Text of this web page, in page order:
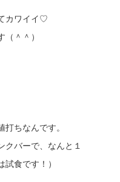
カワイイ♡
＾＾）
ちなんです。
クバーで、なんと１
食です！）